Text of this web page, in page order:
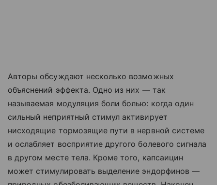
Авторы обсуждают несколько возможных
объяснений эффекта. Одно из них — так
называемая модуляция боли болью: когда один
сильный неприятный стимул активирует
нисходящие тормозящие пути в нервной системе
и ослабляет восприятие другого болевого сигнала
в другом месте тела. Кроме того, капсаицин
может стимулировать выделение эндорфинов —